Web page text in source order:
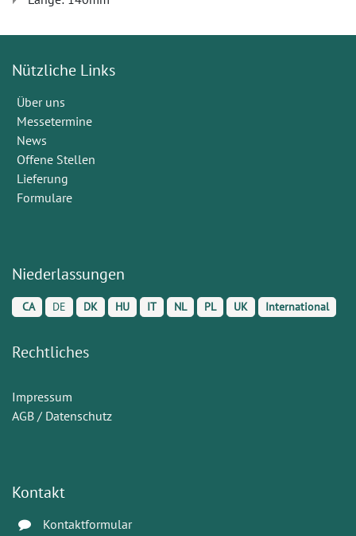
Nützliche Links
Über uns
Messetermine
News
Offene Stellen
Lieferung
Formulare
Niederlassungen
CA DE DK HU IT NL PL UK International
Rechtliches
Impressum
AGB / Datenschutz
Kontakt
Kontaktformular